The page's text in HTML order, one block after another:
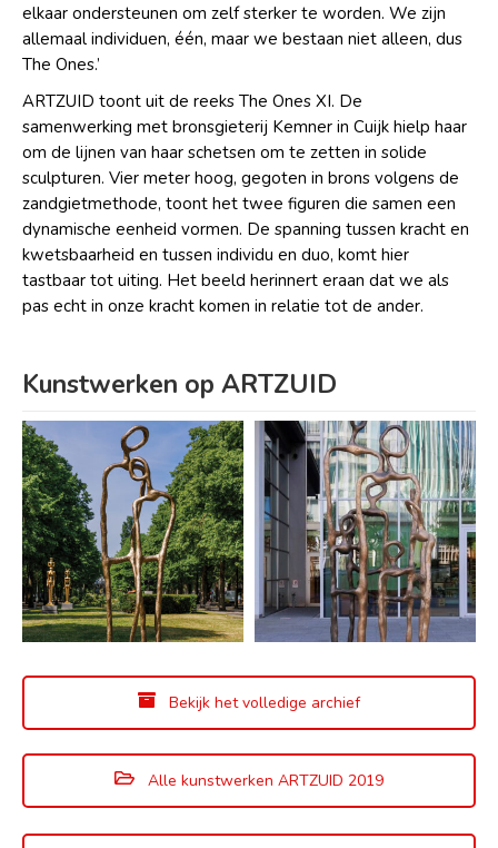
elkaar ondersteunen om zelf sterker te worden. We zijn
allemaal individuen, één, maar we bestaan niet alleen, dus
The Ones.’
ARTZUID toont uit de reeks The Ones XI. De
samenwerking met bronsgieterij Kemner in Cuijk hielp haar
om de lijnen van haar schetsen om te zetten in solide
sculpturen. Vier meter hoog, gegoten in brons volgens de
zandgietmethode, toont het twee figuren die samen een
dynamische eenheid vormen. De spanning tussen kracht en
kwetsbaarheid en tussen individu en duo, komt hier
tastbaar tot uiting. Het beeld herinnert eraan dat we als
pas echt in onze kracht komen in relatie tot de ander.
Kunstwerken op ARTZUID
Bekijk het volledige archief
Alle kunstwerken ARTZUID 2019